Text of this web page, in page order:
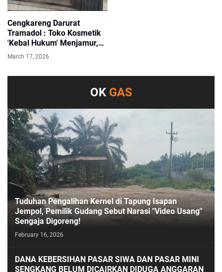
Cengkareng Darurat
Tramadol : Toko Kosmetik
'Kebal Hukum' Menjamur,
Polsek Memilih Bungkam?
March 17, 2026
OK GAS
Tuduhan Pengalihan Kernel di Tapung Isapan
Jempol, Pemilik Gudang Sebut Narasi "Video Usang"
Sengaja Digoreng!
February 16, 2026
DANA KEBERSIHAN PASAR SIWA DAN PASAR MINI
SENGKANG BELUM DICAIRKAN DIDUGA ANGGARAN